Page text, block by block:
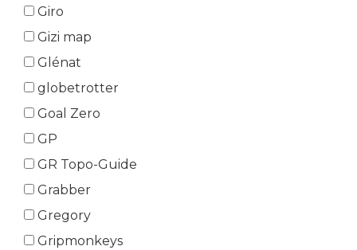
Giro
Gizi map
Glénat
globetrotter
Goal Zero
GP
GR Topo-Guide
Grabber
Gregory
Gripmonkeys